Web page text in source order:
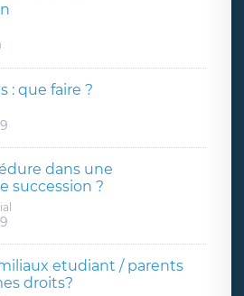
: que faire ?
dans une
succession ?
etudiant / parents
droits?